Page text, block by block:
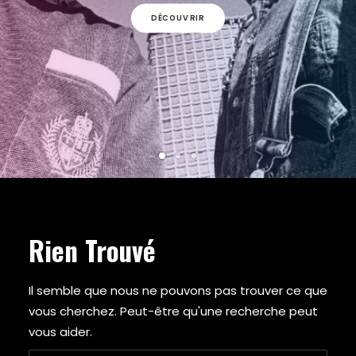
ARMY OF THE PHARAOHS
ARRESTED DEVELOPMENT
ARTIFACTS
A$AP FERG
A$AP ROCKY
ATMOSPHERE
A TRIBE CALLED QUEST
AZ
BABY KEEM
BADBADNOTGOOD
BEYONCE
BIG BOI
BIG DADDY KANE
BIG K.R.I.T.
BIG L
BIG PUN
DÉCOUVRIR
Rien Trouvé
Il semble que nous ne pouvons pas trouver ce que
vous cherchez. Peut-être qu'une recherche peut
vous aider.